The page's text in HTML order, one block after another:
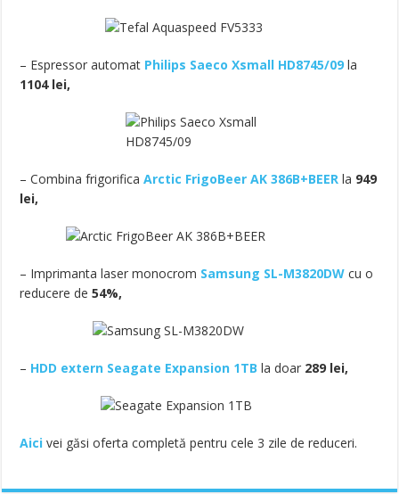
– Espressor automat Philips Saeco Xsmall HD8745/09 la
1104 lei,
– Combina frigorificaArctic FrigoBeer AK 386B+BEER la 949
lei,
– Imprimanta laser monocrom Samsung SL-M3820DW cu o
reducere de54%,
– HDD extern Seagate Expansion 1TB la doar 289 lei,
Aici vei găsi oferta completă pentru cele 3 zile de reduceri.